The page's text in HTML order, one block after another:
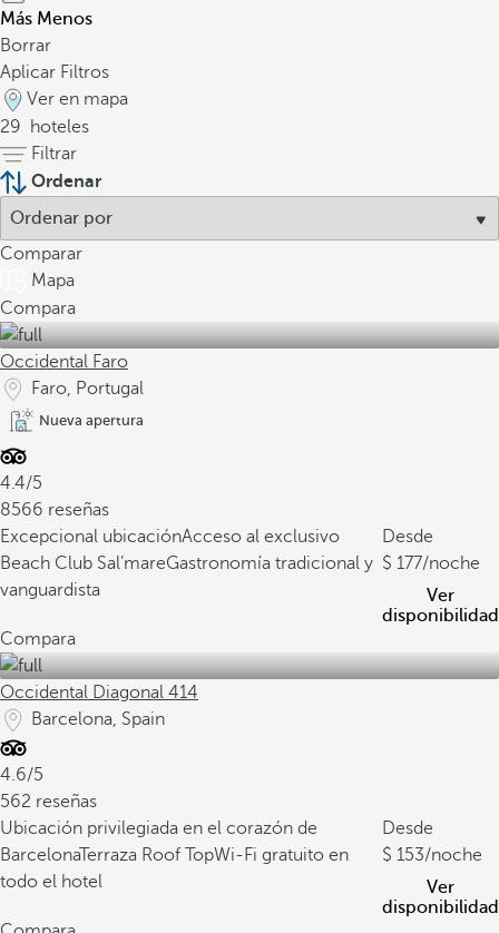
Más Menos
Borrar
Aplicar Filtros
Ver en mapa
29
hoteles
Filtrar
Ordenar
Comparar
Mapa
Compara
Occidental Faro
Faro, Portugal
Nueva apertura
4.4/5
8566 reseñas
Excepcional ubicaciónAcceso al exclusivo
Beach Club Sal’mareGastronomía tradicional y
vanguardista
Desde
177/noche
Ver
disponibilidad
Compara
Occidental Diagonal 414
Barcelona, Spain
4.6/5
562 reseñas
Ubicación privilegiada en el corazón de
BarcelonaTerraza Roof TopWi-Fi gratuito en
todo el hotel
Desde
153/noche
Ver
disponibilidad